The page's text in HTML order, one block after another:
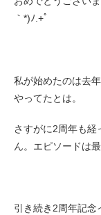
｀*)ﾉ.+ﾟ
私が始めたのは去
やってたとは。
さすがに2周年も経
ん。エピソードは
引き続き2周年記念